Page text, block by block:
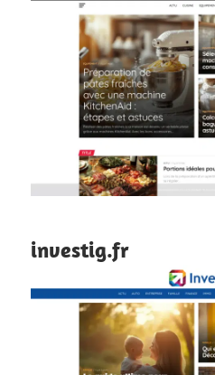
investig.fr